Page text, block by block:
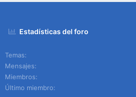
Estadísticas del foro
Temas
Mensajes
Miembros
Último miembro